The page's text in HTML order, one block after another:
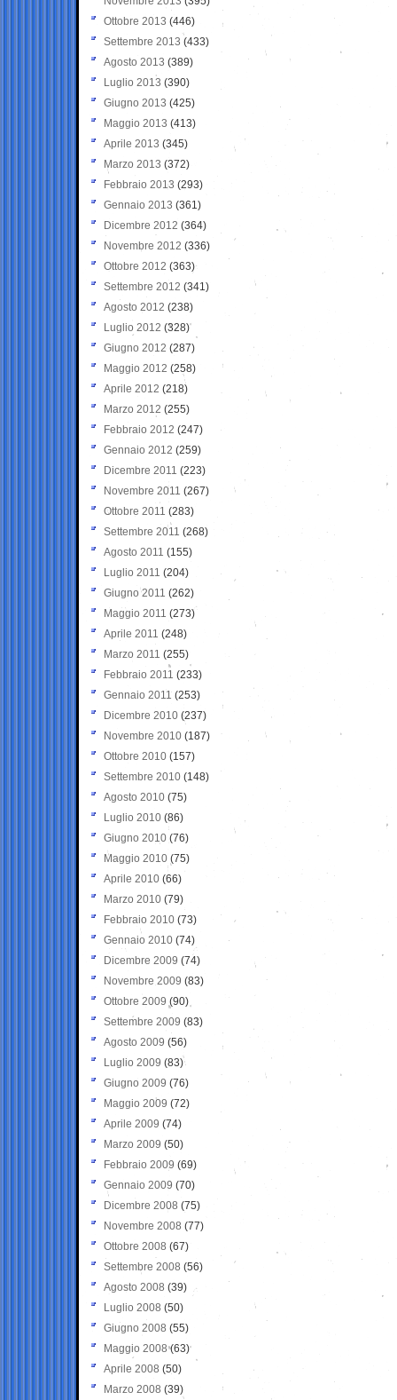
Ottobre 2013 (446)
Settembre 2013 (433)
Agosto 2013 (389)
Luglio 2013 (390)
Giugno 2013 (425)
Maggio 2013 (413)
Aprile 2013 (345)
Marzo 2013 (372)
Febbraio 2013 (293)
Gennaio 2013 (361)
Dicembre 2012 (364)
Novembre 2012 (336)
Ottobre 2012 (363)
Settembre 2012 (341)
Agosto 2012 (238)
Luglio 2012 (328)
Giugno 2012 (287)
Maggio 2012 (258)
Aprile 2012 (218)
Marzo 2012 (255)
Febbraio 2012 (247)
Gennaio 2012 (259)
Dicembre 2011 (223)
Novembre 2011 (267)
Ottobre 2011 (283)
Settembre 2011 (268)
Agosto 2011 (155)
Luglio 2011 (204)
Giugno 2011 (262)
Maggio 2011 (273)
Aprile 2011 (248)
Marzo 2011 (255)
Febbraio 2011 (233)
Gennaio 2011 (253)
Dicembre 2010 (237)
Novembre 2010 (187)
Ottobre 2010 (157)
Settembre 2010 (148)
Agosto 2010 (75)
Luglio 2010 (86)
Giugno 2010 (76)
Maggio 2010 (75)
Aprile 2010 (66)
Marzo 2010 (79)
Febbraio 2010 (73)
Gennaio 2010 (74)
Dicembre 2009 (74)
Novembre 2009 (83)
Ottobre 2009 (90)
Settembre 2009 (83)
Agosto 2009 (56)
Luglio 2009 (83)
Giugno 2009 (76)
Maggio 2009 (72)
Aprile 2009 (74)
Marzo 2009 (50)
Febbraio 2009 (69)
Gennaio 2009 (70)
Dicembre 2008 (75)
Novembre 2008 (77)
Ottobre 2008 (67)
Settembre 2008 (56)
Agosto 2008 (39)
Luglio 2008 (50)
Giugno 2008 (55)
Maggio 2008(63)
Aprile 2008 (50)
Marzo 2008 (39)